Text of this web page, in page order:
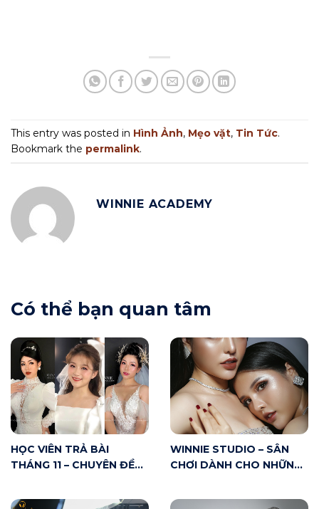
This entry was posted in Hình Ảnh, Mẹo vặt, Tin Tức.
Bookmark the permalink.
WINNIE ACADEMY
Có thể bạn quan tâm
HỌC VIÊN TRẢ BÀI
THÁNG 11 – CHUYÊN ĐỀ
WINNIE STUDIO – SÂN
CHƠI DÀNH CHO NHỮNG